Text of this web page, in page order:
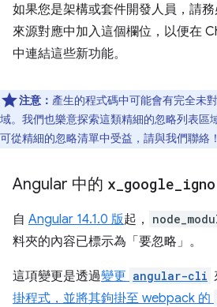
如果您是架構或套件開發人員，請
來源對應中加入這個欄位，以便在
中連結這些新功能。
注意： 產生的程式碼中可能會有完全未
域。我們也樂意探索這類精細的忽略列表區
可從精細的忽略清單中受益，請與我們聯絡！
Angular 中的 x google
自 Angular 14.1.0 版起，
料夾的內容已標示為「要忽略」 。
這項變更是透過變更 angular-cli
掛程式，並將其鉤掛至 webpack 的